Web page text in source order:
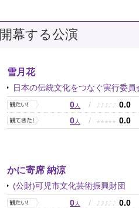
幕する公演
雪月花
日本の伝統文化をつなぐ実行委員
0人 / ♪ ♪ ♪ ♪ ♪
0.0
0人 / ★ ★ ★ ★ ★ 0.0
かに寄席 納涼
(公財)可児市文化芸術振興財団
0人 / ♪ ♪ ♪ ♪ ♪
0.0